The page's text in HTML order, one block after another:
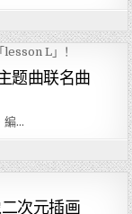
题曲联名曲
編…
次元插画